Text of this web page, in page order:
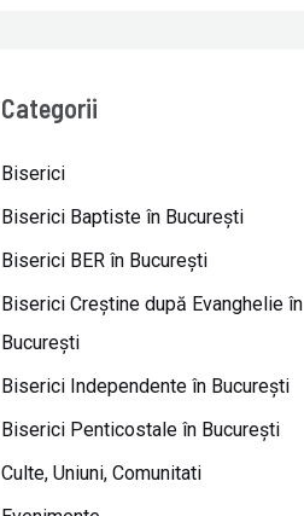
Categorii
Biserici
Biserici Baptiste în Bucureşti
Biserici BER în Bucureşti
Biserici Creştine după Evanghelie în
Bucureşti
Biserici Independente în Bucureşti
Biserici Penticostale în Bucureşti
Culte, Uniuni, Comunitati